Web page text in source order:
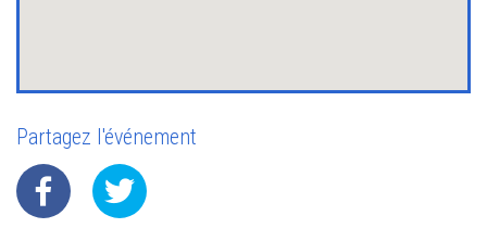
Partagez l'événement